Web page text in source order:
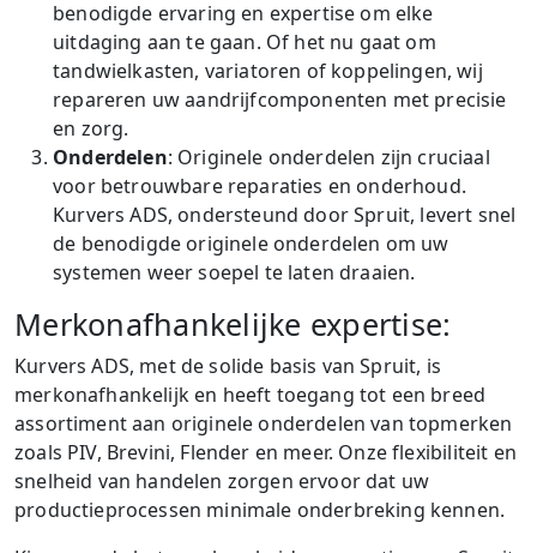
benodigde ervaring en expertise om elke
uitdaging aan te gaan. Of het nu gaat om
tandwielkasten, variatoren of koppelingen, wij
repareren uw aandrijfcomponenten met precisie
en zorg.
Onderdelen: Originele onderdelen zijn cruciaal
voor betrouwbare reparaties en onderhoud.
Kurvers ADS, ondersteund door Spruit, levert snel
de benodigde originele onderdelen om uw
systemen weer soepel te laten draaien.
Merkonafhankelijke expertise:
Kurvers ADS, met de solide basis van Spruit, is
merkonafhankelijk en heeft toegang tot een breed
assortiment aan originele onderdelen van topmerken
zoals PIV, Brevini, Flender en meer. Onze flexibiliteit en
snelheid van handelen zorgen ervoor dat uw
productieprocessen minimale onderbreking kennen.